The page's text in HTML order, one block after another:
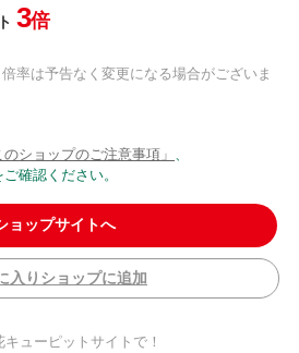
3倍
率は予告なく変更になる場合がございま
のショップのご注意事項」 、
ご確認ください。
ョップサイトへ
入りショップに追加
ューピットサイトで！